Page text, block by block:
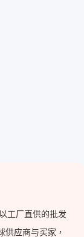
工厂直供的批发
应商与买家，